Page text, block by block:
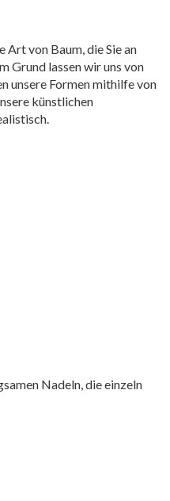
von Baum, die Sie an
Grund lassen wir uns von
unsere Formen mithilfe von
künstlichen
Nadeln, die einzeln